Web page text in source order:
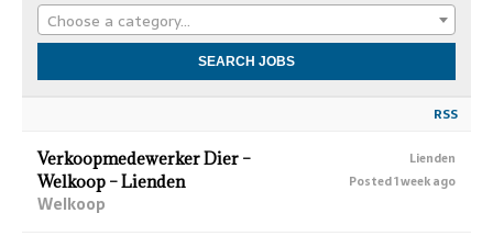
Choose a category…
RSS
Verkoopmedewerker Dier –
Welkoop – Lienden
Welkoop
Lienden
Posted 1 week ago